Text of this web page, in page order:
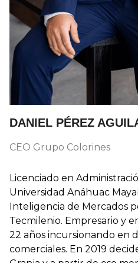
DANIEL PÉREZ
CEO Grupo Colorines
Licenciado en
Universidad Anáhuac
Inteligencia de Mercados
Tecmilenio. Empresario y
22 años incursionando en
comerciales. En 2019